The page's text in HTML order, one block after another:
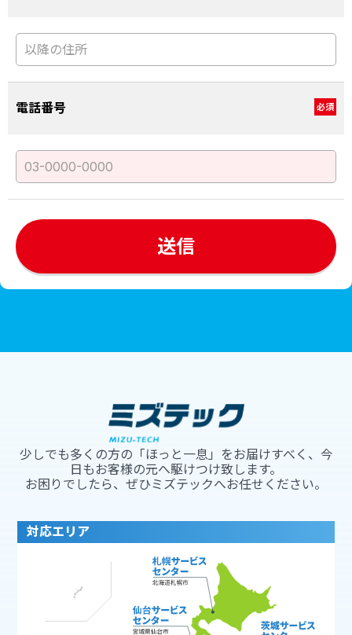
電話番号 必須
少しでも多くの方の「ほっと一息」をお届けすべく、今
日もお客様の元へ駆けつけ致します。
お困りでしたら、ぜひミズテックへお任せください。
対応エリア